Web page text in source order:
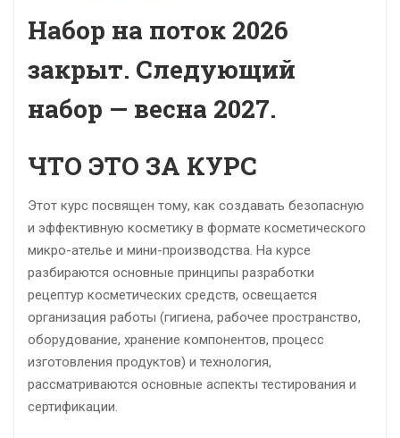
Набор на поток 2026
закрыт. Следующий
набор — весна 2027.
ЧТО ЭТО ЗА КУРС
Этот курс посвящен тому, как создавать безопасную
и эффективную косметику в формате косметического
микро-ателье и мини-производства. На курсе
разбираются основные принципы разработки
рецептур косметических средств, освещается
организация работы (гигиена, рабочее пространство,
оборудование, хранение компонентов, процесс
изготовления продуктов) и технология,
рассматриваются основные аспекты тестирования и
сертификации.